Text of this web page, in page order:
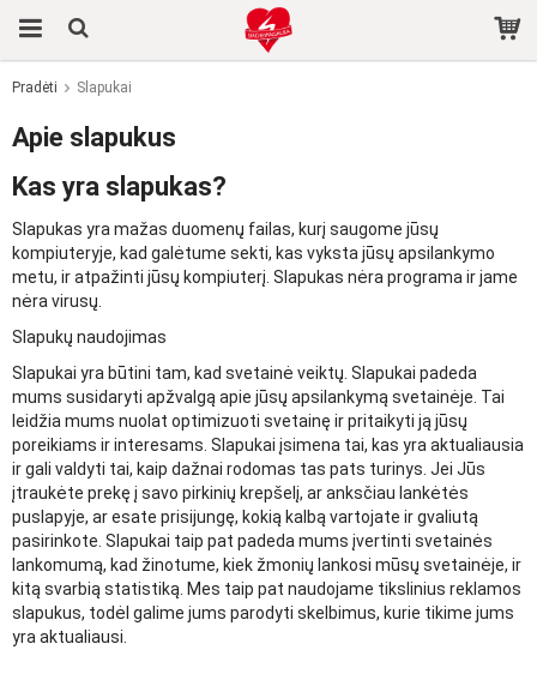
Pradėti Slapukai
Apie slapukus
Kas yra slapukas?
Slapukas yra mažas duomenų failas, kurį saugome jūsų
kompiuteryje, kad galėtume sekti, kas vyksta jūsų apsilankymo
metu, ir atpažinti jūsų kompiuterį. Slapukas nėra programa ir jame
nėra virusų.
Slapukų naudojimas
Slapukai yra būtini tam, kad svetainė veiktų. Slapukai padeda
mums susidaryti apžvalgą apie jūsų apsilankymą svetainėje. Tai
leidžia mums nuolat optimizuoti svetainę ir pritaikyti ją jūsų
poreikiams ir interesams. Slapukai įsimena tai, kas yra aktualiausia
ir gali valdyti tai, kaip dažnai rodomas tas pats turinys. Jei Jūs
įtraukėte prekę į savo pirkinių krepšelį, ar anksčiau lankėtės
puslapyje, ar esate prisijungę, kokią kalbą vartojate ir gvaliutą
pasirinkote. Slapukai taip pat padeda mums įvertinti svetainės
lankomumą, kad žinotume, kiek žmonių lankosi mūsų svetainėje, ir
kitą svarbią statistiką. Mes taip pat naudojame tikslinius reklamos
slapukus, todėl galime jums parodyti skelbimus, kurie tikime jums
yra aktualiausi.